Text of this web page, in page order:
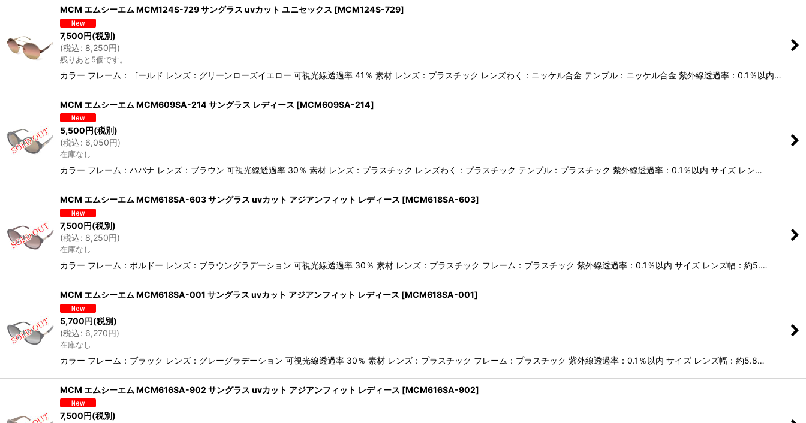
MCM エムシーエム MCM124S-729 サングラス uvカット ユニセックス [MCM124S-729]
7,500円(税別)
(税込: 8,250円)
残りあと5個です。
カラー フレーム：ゴールド レンズ：グリーンローズイエロー 可視光線透過率 41％ 素材 レンズ：プラスチック レンズわく：ニッケル合金 テンプル：ニッケル合金 紫外線透過率：0.1％以内…
MCM エムシーエム MCM609SA-214 サングラス レディース [MCM609SA-214]
5,500円(税別)
(税込: 6,050円)
在庫なし
カラー フレーム：ハバナ レンズ：ブラウン 可視光線透過率 30％ 素材 レンズ：プラスチック レンズわく：プラスチック テンプル：プラスチック 紫外線透過率：0.1％以内 サイズ レン…
MCM エムシーエム MCM618SA-603 サングラス uvカット アジアンフィット レディース [MCM618SA-603]
7,500円(税別)
(税込: 8,250円)
在庫なし
カラー フレーム：ボルドー レンズ：ブラウングラデーション 可視光線透過率 30％ 素材 レンズ：プラスチック フレーム：プラスチック 紫外線透過率：0.1％以内 サイズ レンズ幅：約5.…
MCM エムシーエム MCM618SA-001 サングラス uvカット アジアンフィット レディース [MCM618SA-001]
5,700円(税別)
(税込: 6,270円)
在庫なし
カラー フレーム：ブラック レンズ：グレーグラデーション 可視光線透過率 30％ 素材 レンズ：プラスチック フレーム：プラスチック 紫外線透過率：0.1％以内 サイズ レンズ幅：約5.8…
MCM エムシーエム MCM616SA-902 サングラス uvカット アジアンフィット レディース [MCM616SA-902]
7,500円(税別)